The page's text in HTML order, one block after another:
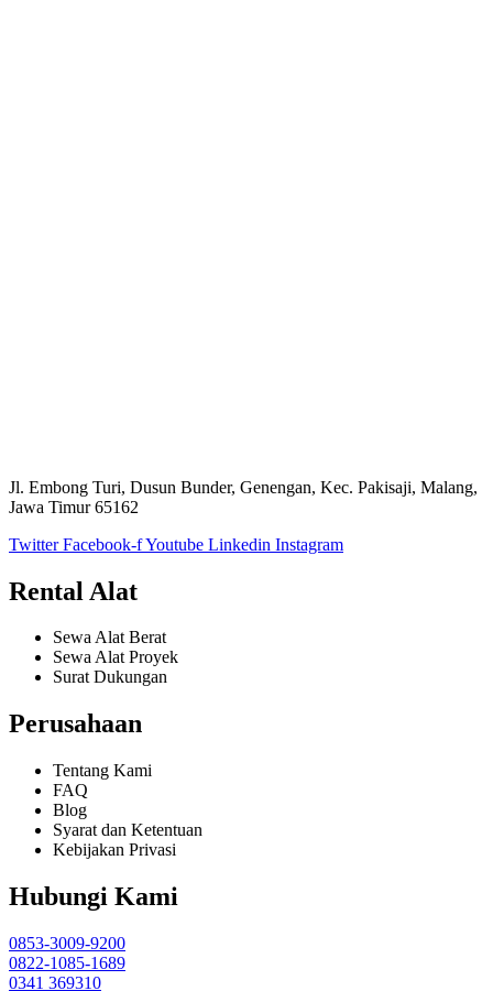
Jl. Embong Turi, Dusun Bunder, Genengan, Kec. Pakisaji, Malang,
Jawa Timur 65162
Twitter Facebook-fYoutube Linkedin Instagram
Rental Alat
Sewa Alat Berat
Sewa Alat Proyek
Surat Dukungan
Perusahaan
Tentang Kami
FAQ
Blog
Syarat dan Ketentuan
Kebijakan Privasi
Hubungi Kami
0853-3009-9200
0822-1085-1689
0341 369310